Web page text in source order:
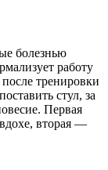
болезнью
работу
тренировки
стул, за
Первая
вторая —